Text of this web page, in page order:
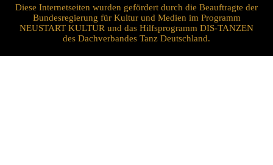
Diese Internetseiten wurden gefördert durch die Beauftragte der
Bundesregierung für Kultur und Medien im Programm
NEUSTART KULTUR und das Hilfsprogramm DIS-TANZEN
des Dachverbandes Tanz Deutschland.